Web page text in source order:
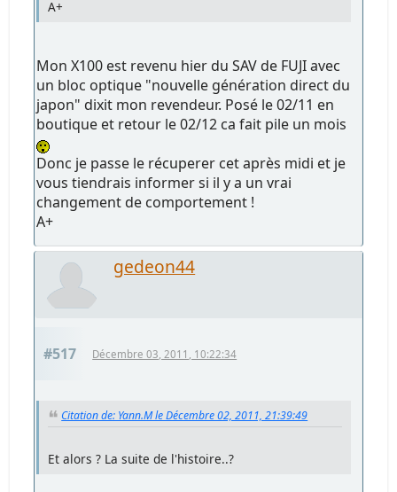
A+
Mon X100 est revenu hier du SAV de FUJI avec
un bloc optique "nouvelle génération direct du
japon" dixit mon revendeur. Posé le 02/11 en
boutique et retour le 02/12 ca fait pile un mois
Donc je passe le récuperer cet après midi et je
vous tiendrais informer si il y a un vrai
changement de comportement !
A+
gedeon44
#517 Décembre 03, 2011, 10:22:34
Citation de: Yann.M le Décembre 02, 2011, 21:39:49
Et alors ? La suite de l'histoire..?